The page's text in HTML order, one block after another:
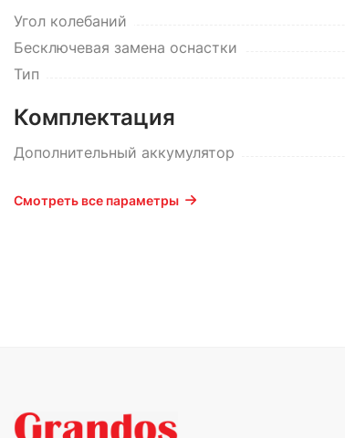
Угол колебаний
Бесключевая замена оснастки
Тип
Комплектация
Дополнительный аккумулятор
Смотреть все параметры